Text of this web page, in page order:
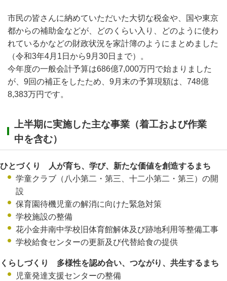
市民の皆さんに納めていただいた大切な税金や、国や東京
都からの補助金などが、どのくらい入り、どのように使わ
れているかなどの財政状況を家計簿のようにまとめました
（令和3年4月1日から9月30日まで）。
今年度の一般会計予算は686億7,000万円で始まりました
が、9回の補正をしたため、9月末の予算現額は、748億
8,383万円です。
上半期に実施した主な事業（着工および作業
中を含む）
ひとづくり 人が育ち、学び、新たな価値を創造するまち
学童クラブ（八小第二・第三、十二小第二・第三）の開
設
保育園待機児童の解消に向けた緊急対策
学校施設の整備
花小金井南中学校旧体育館解体及び跡地利用等整備工事
学校給食センターの更新及び代替給食の提供
くらしづくり 多様性を認め合い、つながり、共生するまち
児童発達支援センターの整備